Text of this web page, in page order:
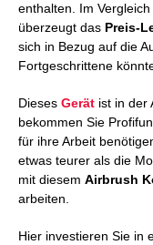
enthalten. Im
überzeugt das Preis-
sich in Bezug auf die
Fortgeschrittene
Dieses Gerät ist in der
bekommen Sie
für ihre Arbeit
etwas teurer als die
mit diesem Airbrush
arbeiten.
Hier investieren Sie in